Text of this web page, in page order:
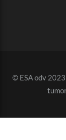
© ESA odv